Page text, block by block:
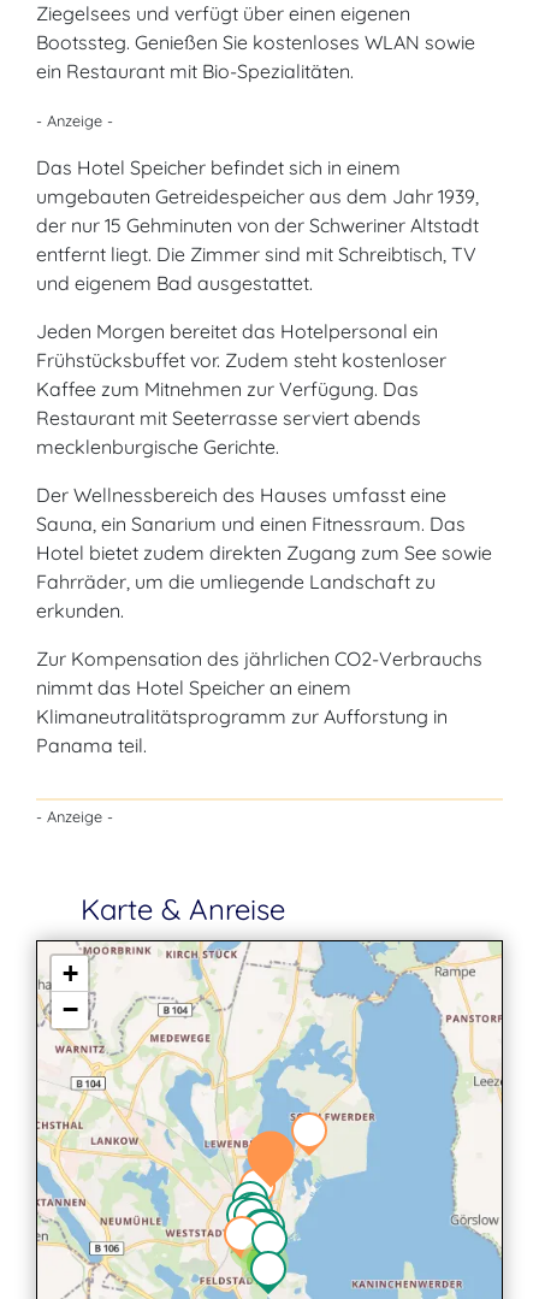
Ziegelsees und verfügt über einen eigenen
Bootssteg. Genießen Sie kostenloses WLAN sowie
ein Restaurant mit Bio-Spezialitäten.
- Anzeige -
Das Hotel Speicher befindet sich in einem
umgebauten Getreidespeicher aus dem Jahr 1939,
der nur 15 Gehminuten von der Schweriner Altstadt
entfernt liegt. Die Zimmer sind mit Schreibtisch, TV
und eigenem Bad ausgestattet.
Jeden Morgen bereitet das Hotelpersonal ein
Frühstücksbuffet vor. Zudem steht kostenloser
Kaffee zum Mitnehmen zur Verfügung. Das
Restaurant mit Seeterrasse serviert abends
mecklenburgische Gerichte.
Der Wellnessbereich des Hauses umfasst eine
Sauna, ein Sanarium und einen Fitnessraum. Das
Hotel bietet zudem direkten Zugang zum See sowie
Fahrräder, um die umliegende Landschaft zu
erkunden.
Zur Kompensation des jährlichen CO2-Verbrauchs
nimmt das Hotel Speicher an einem
Klimaneutralitätsprogramm zur Aufforstung in
Panama teil.
- Anzeige -
Karte & Anreise
2
2
+
−